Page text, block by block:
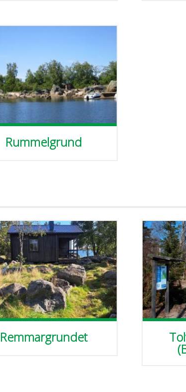
Rummelgrund
Remmargrundet